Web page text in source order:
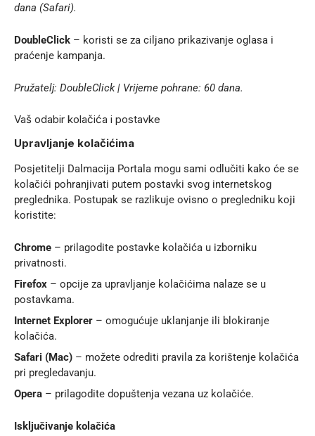
dana (Safari).
DoubleClick – koristi se za ciljano prikazivanje oglasa i
praćenje kampanja.
Pružatelj: DoubleClick | Vrijeme pohrane: 60 dana.
Vaš odabir kolačića i postavke
Upravljanje kolačićima
Posjetitelji Dalmacija Portala mogu sami odlučiti kako će se
kolačići pohranjivati putem postavki svog internetskog
preglednika. Postupak se razlikuje ovisno o pregledniku koji
koristite:
Chrome – prilagodite postavke kolačića u izborniku
privatnosti.
Firefox – opcije za upravljanje kolačićima nalaze se u
postavkama.
Internet Explorer – omogućuje uklanjanje ili blokiranje
kolačića.
Safari (Mac) – možete odrediti pravila za korištenje kolačića
pri pregledavanju.
Opera – prilagodite dopuštenja vezana uz kolačiće.
Isključivanje kolačića